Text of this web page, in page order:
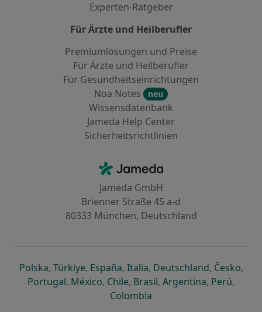
Experten-Ratgeber
Für Ärzte und Heilberufler
Premiumlösungen und Preise
Für Ärzte und Heilberufler
Für Gesundheitseinrichtungen
Noa Notes
neu
Wissensdatenbank
Jameda Help Center
Sicherheitsrichtlinien
Jameda - Startseite
Jameda GmbH
Brienner Straße 45 a-d
80333 München, Deutschland
Polskaöffnet in einer neuen Registerkarte
, Türkiyeöffnet in einer neuen Registerkarte
, Españaöffnet in einer neuen
, Italiaöffnet in einer neuen
, Deutschlandöffnet in
, Česko,
Portugalöffnet in einer neuen Registerkarte
, Méxicoöffnet in einer neuen Registerkarte
, Chileöffnet in einer neuen
, Brasilöffnet in einer neuen
, Argentinaöffnet in
, Perúöffnet
,
Colombia